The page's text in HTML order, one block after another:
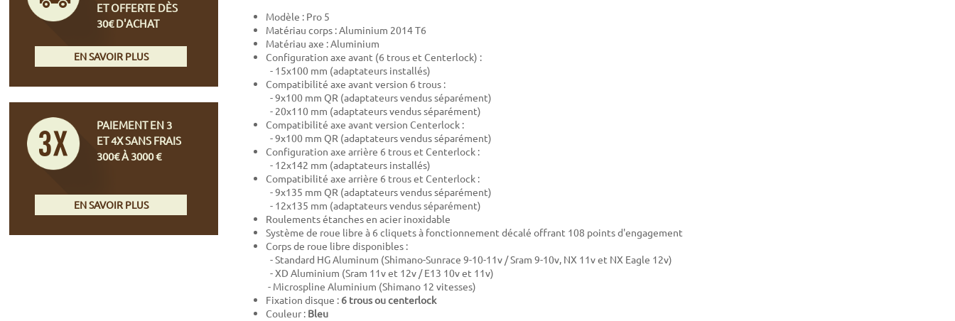
Modèle : Pro 5
Matériau corps : Aluminium 2014 T6
Matériau axe : Aluminium
Configuration axe avant (6 trous et Centerlock) :
- 15x100 mm (adaptateurs installés)
Compatibilité axe avant version 6 trous :
- 9x100 mm QR (adaptateurs vendus séparément)
- 20x110 mm (adaptateurs vendus séparément)
Compatibilité axe avant version Centerlock :
- 9x100 mm QR (adaptateurs vendus séparément)
Configuration axe arrière 6 trous et Centerlock :
- 12x142 mm (adaptateurs installés)
Compatibilité axe arrière 6 trous et Centerlock :
- 9x135 mm QR (adaptateurs vendus séparément)
- 12x135 mm (adaptateurs vendus séparément)
Roulements étanches en acier inoxidable
Système de roue libre à 6 cliquets à fonctionnement décalé offrant 108 points d'engagement
Corps de roue libre disponibles :
- Standard HG Aluminum (Shimano-Sunrace 9-10-11v / Sram 9-10v, NX 11v et NX Eagle 12v)
- XD Aluminium (Sram 11v et 12v / E13 10v et 11v)
- Microspline Aluminium (Shimano 12 vitesses)
Fixation disque : 6 trous ou centerlock
Couleur : Bleu
ET OFFERTE DÈS
30€ D'ACHAT
EN SAVOIR PLUS
PAIEMENT EN 3
ET 4X SANS FRAIS
300€ À 3000 €
EN SAVOIR PLUS